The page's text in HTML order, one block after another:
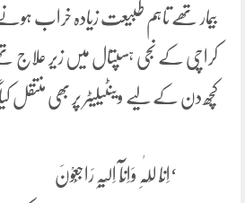
بیمار تھے تاہم طبیعت زیادہ خراب
کراچی کے نجی ہسپتال میں زیر علاج
کچھ دن کے لیے وینٹیلیٹر پر بھی منتقل کیا
‘اِنَّا لِلّٰہِ وَاِنَّآ اِلَیْہِ رَاجِعُوْنَ